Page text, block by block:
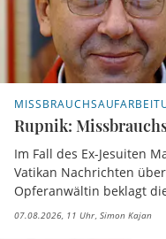
Rupnik:
Im Fall des Ex-Jesuiten
Vatikan Nachrichten
Opferanwältin beklagt
07.08.2026, 11 Uhr Simon Kajan